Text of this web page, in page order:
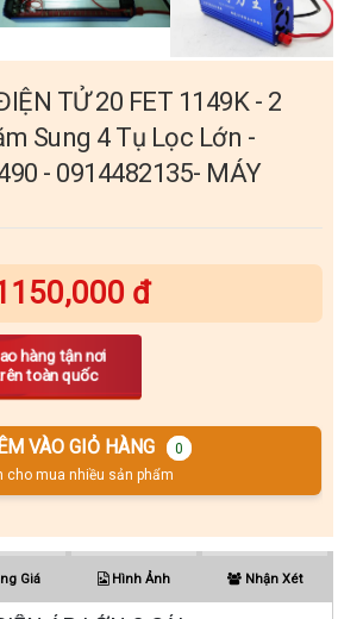
TỬ 20 FET 1149K - 2
Sung 4 Tụ Lọc Lớn -
- 0914482135- MÁY
đ
hàng tận nơi
toàn quốc
VÀO GIỎ HÀNG
0
cho mua nhiều sản phẩm
Giá Hình Ảnh Nhận Xét